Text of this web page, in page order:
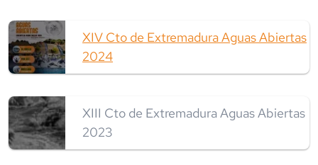
XIV Cto de Extremadura Aguas Abiertas
2024
XIII Cto de Extremadura Aguas Abiertas
2023